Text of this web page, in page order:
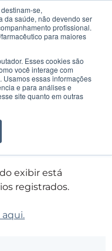
se,
da saúde, não devendo ser
profissional.
para maiores
Esses cookies são
você interage com
Usamos essas informações
e para análises e
site quanto em outras
exibir está
registrados.
aqui.